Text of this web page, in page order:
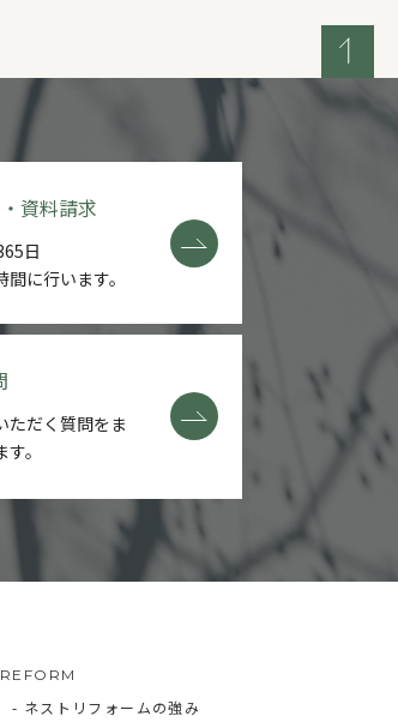
資料請求
日
に行います。
ただく質問をま
。
REFORM
- ネストリフォームの強み